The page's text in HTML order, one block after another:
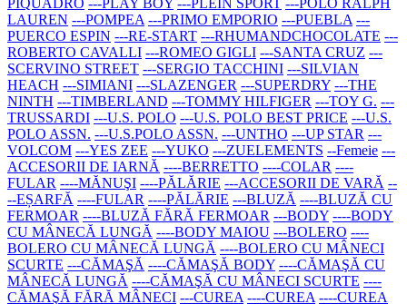
LAUREN ---POMPEA ---PRIMO EMPORIO ---PUEBLA ---
PUERCO ESPIN ---RE-START ---RHUMANDCHOCOLATE ---
ROBERTO CAVALLI ---ROMEO GIGLI ---SANTA CRUZ ---
SCERVINO STREET ---SERGIO TACCHINI ---SILVIAN
HEACH ---SIMIANI ---SLAZENGER ---SUPERDRY ---THE
NINTH ---TIMBERLAND ---TOMMY HILFIGER ---TOY G. ---
TRUSSARDI ---U.S. POLO ---U.S. POLO BEST PRICE ---U.S.
POLO ASSN. ---U.S.POLO ASSN. ---UNTHO ---UP STAR ---
VOLCOM ---YES ZEE ---YUKO ---ZUELEMENTS --Femeie ---
ACCESORII DE IARNĂ ----BERRETTO ----COLAR ----
FULAR ----MĂNUŞI ----PĂLĂRIE ---ACCESORII DE VARĂ --
--EȘARFĂ ----FULAR ----PĂLĂRIE ---BLUZĂ ----BLUZĂ CU
FERMOAR ----BLUZĂ FĂRĂ FERMOAR ---BODY ----BODY
CU MÂNECĂ LUNGĂ ----BODY MAIOU ---BOLERO ----
BOLERO CU MÂNECĂ LUNGĂ ----BOLERO CU MÂNECI
SCURTE ---CĂMAŞĂ ----CĂMAŞĂ BODY ----CĂMAŞĂ CU
MÂNECĂ LUNGĂ ----CĂMAŞĂ CU MÂNECI SCURTE ----
CĂMAŞĂ FĂRĂ MÂNECI ---CUREA ----CUREA ----CUREA